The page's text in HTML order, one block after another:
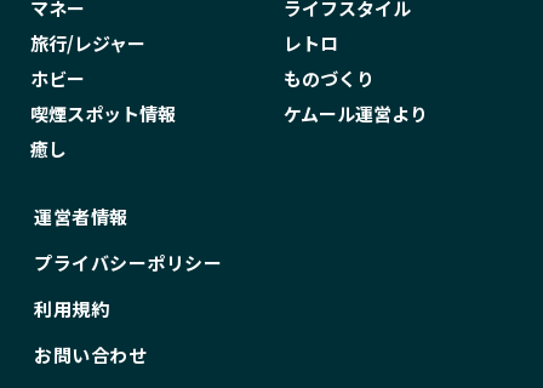
マネー
ライフスタイル
旅行/レジャー
レトロ
ホビー
ものづくり
喫煙スポット情報
ケムール運営より
癒し
運営者情報
プライバシーポリシー
利用規約
お問い合わせ